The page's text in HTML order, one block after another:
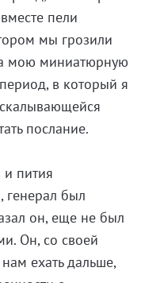
пели
мы грозили
мою миниатюрную
в который я
послание.
и пития
генерал был
он, еще не был
Он, со своей
ехать дальше,